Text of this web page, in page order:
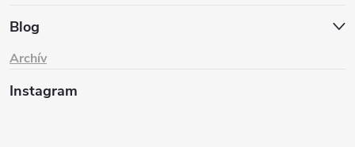
Blog
Archív
Instagram